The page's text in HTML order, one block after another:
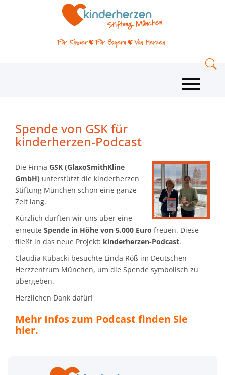
Spende von GSK für
kinderherzen-Podcast
Die Firma GSK (GlaxoSmithKline
GmbH) unterstützt die kinderherzen
Stiftung München schon eine ganze
Zeit lang.
Kürzlich durften wir uns über eine
erneute Spende in Höhe von 5.000 Euro freuen. Diese
fließt in das neue Projekt: kinderherzen-Podcast.
Claudia Kubacki besuchte Linda Röß im Deutschen
Herzzentrum München, um die Spende symbolisch zu
übergeben.
Herzlichen Dank dafür!
Mehr Infos zum Podcast finden Sie
hier.